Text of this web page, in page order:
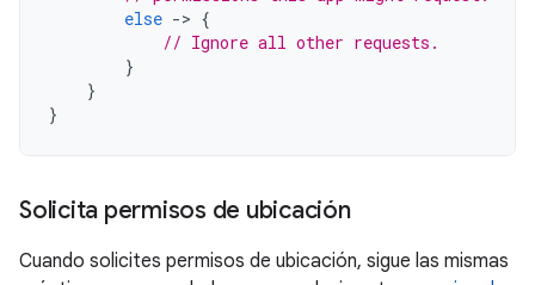
else -> {
// Ignore all other requests.
}
}
}
Solicita permisos de ubicación
Cuando solicites permisos de ubicación, sigue las mismas